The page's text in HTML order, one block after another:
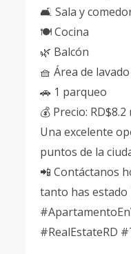
🛋️ Sala y
🍽️ Cocina
🌿 Balcón
🧺 Área de lavado
🚗 1 parqueo
💰 Precio:
Una excelente
puntos de la
📲 Contáctanos
tanto has estado
#RealEstateRD